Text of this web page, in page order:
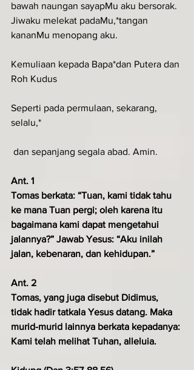
bawah naungan sayapMu aku bersorak.
Jiwaku melekat padaMu,*tangan
kananMu menopang aku.
Kemuliaan kepada Bapa*dan Putera dan
Roh Kudus
Seperti pada permulaan, sekarang,
selalu,*
dan sepanjang segala abad. Amin.
Ant. 1
Tomas berkata: “Tuan, kami tidak tahu
ke mana Tuan pergi; oleh karena itu
bagaimana kami dapat mengetahui
jalannya?” Jawab Yesus: “Aku inilah
jalan, kebenaran, dan kehidupan.”
Ant. 2
Tomas, yang juga disebut Didimus,
tidak hadir tatkala Yesus datang. Maka
murid-murid lainnya berkata kepada­nya:
Kami telah melihat Tuhan, alleluia.